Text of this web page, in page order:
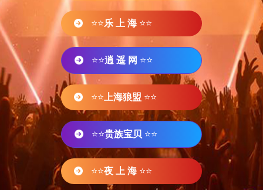
⭐⭐乐 上 海 ⭐⭐
⭐⭐逍 遥 网 ⭐⭐
⭐⭐ 上海狼盟 ⭐⭐
⭐⭐贵族宝贝 ⭐⭐
⭐⭐夜 上 海 ⭐⭐